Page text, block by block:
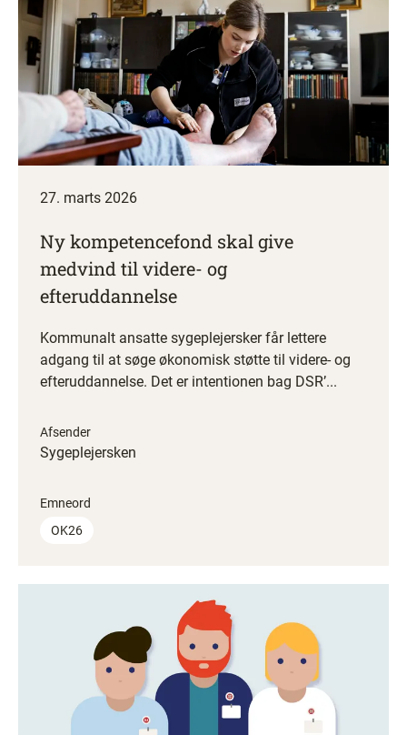
27. marts 2026
Ny kompetencefond skal give
medvind til videre- og
efteruddannelse
Kommunalt ansatte sygeplejersker får lettere
adgang til at søge økonomisk støtte til videre- og
efteruddannelse. Det er intentionen bag DSR’...
Afsender
Sygeplejersken
Emneord
OK26